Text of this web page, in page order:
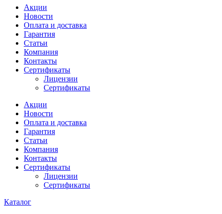
Акции
Новости
Оплата и доставка
Гарантия
Статьи
Компания
Контакты
Сертификаты
Лицензии
Сертификаты
Акции
Новости
Оплата и доставка
Гарантия
Статьи
Компания
Контакты
Сертификаты
Лицензии
Сертификаты
Каталог